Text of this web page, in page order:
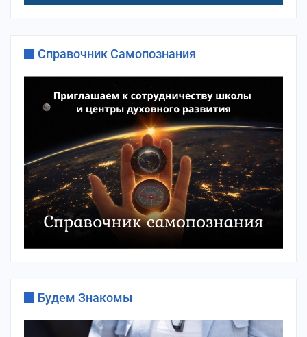
Справочник Самопознания
Будем Знакомы